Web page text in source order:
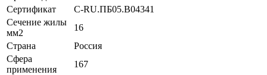
Сертификат
C-RU.ПБ05.B04341
Сечение жилы
мм2
16
Страна
Россия
Сфера
применения
167